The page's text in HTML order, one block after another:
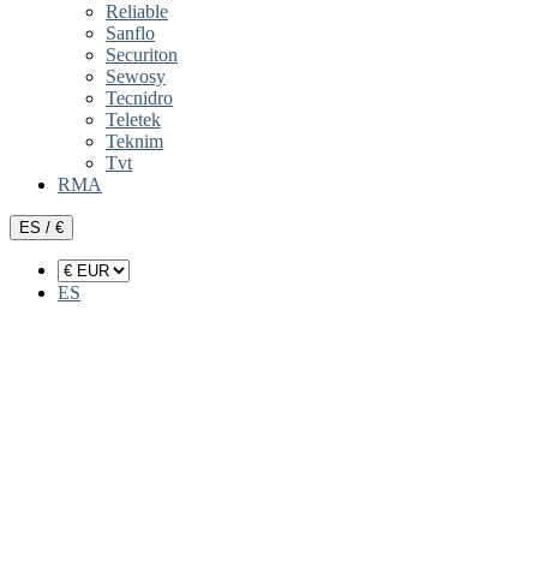
Reliable
Sanflo
Securiton
Sewosy
Tecnidro
Teletek
Teknim
Tvt
RMA
ES / €
ES